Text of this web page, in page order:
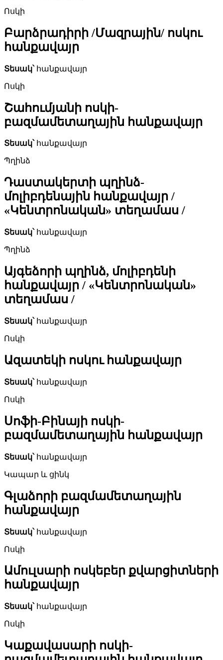
Ոսկի
Բարձրադիրի /Մազրային/ ոսկու
հանքավայր
Տեսակ՝հանքավայր
Ոսկի
Շահումյանի ոսկի-
բազմամետաղային հանքավայր
Տեսակ՝հանքավայր
Պղինձ
Դաստակերտի պղինձ-
մոլիբդենային հանքավայր /
«Կենտրոնական» տեղամաս /
Տեսակ՝հանքավայր
Պղինձ
Այգեձորի պղինձ, մոլիբդենի
հանքավայր / «Կենտրոնական»
տեղամաս /
Տեսակ՝հանքավայր
Ոսկի
Ազատեկի ոսկու հանքավայր
Տեսակ՝հանքավայր
Ոսկի
Սոֆի-Բինայի ոսկի-
բազմամետաղային հանքավայր
Տեսակ՝հանքավայր
Կապար և ցինկ
Գլաձորի բազմամետաղային
հանքավայր
Տեսակ՝հանքավայր
Ոսկի
Ամուլսարի ոսկեբեր քվարցիտների
հանքավայր
Տեսակ՝հանքավայր
Ոսկի
Կաքավասարի ոսկի-